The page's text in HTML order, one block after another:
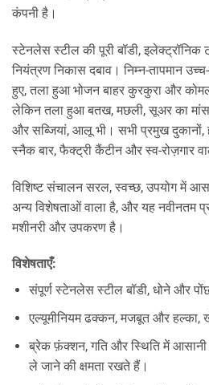
कंपनी है।
स्टेनलेस स्टील की पूरी बॉडी, इलेक्ट्रॉनिक
नियंत्रण निकास दबाव। निम्न-तापमान
हुए, तला हुआ भोजन बाहर कुरकुरा और
लेकिन तला हुआ बतख, मछली, सूअर का
और सब्जियां, आलू भी। सभी प्रमुख दुकानों,
स्नैक बार, फैक्ट्री कैंटीन और स्व-रोज़गार
विशिष्ट संचालन सरल, स्वच्छ, उपयोग में
अन्य विशेषताओं वाला है, और यह नवीनतम
मशीनरी और उपकरण है।
विशेषताएँ:
संपूर्ण स्टेनलेस स्टील बॉडी, धोने और
एल्यूमीनियम ढक्कन, मजबूत और
ब्रेक फ़ंक्शन, गति और स्थिति में
ले जाने की क्षमता रखते हैं।